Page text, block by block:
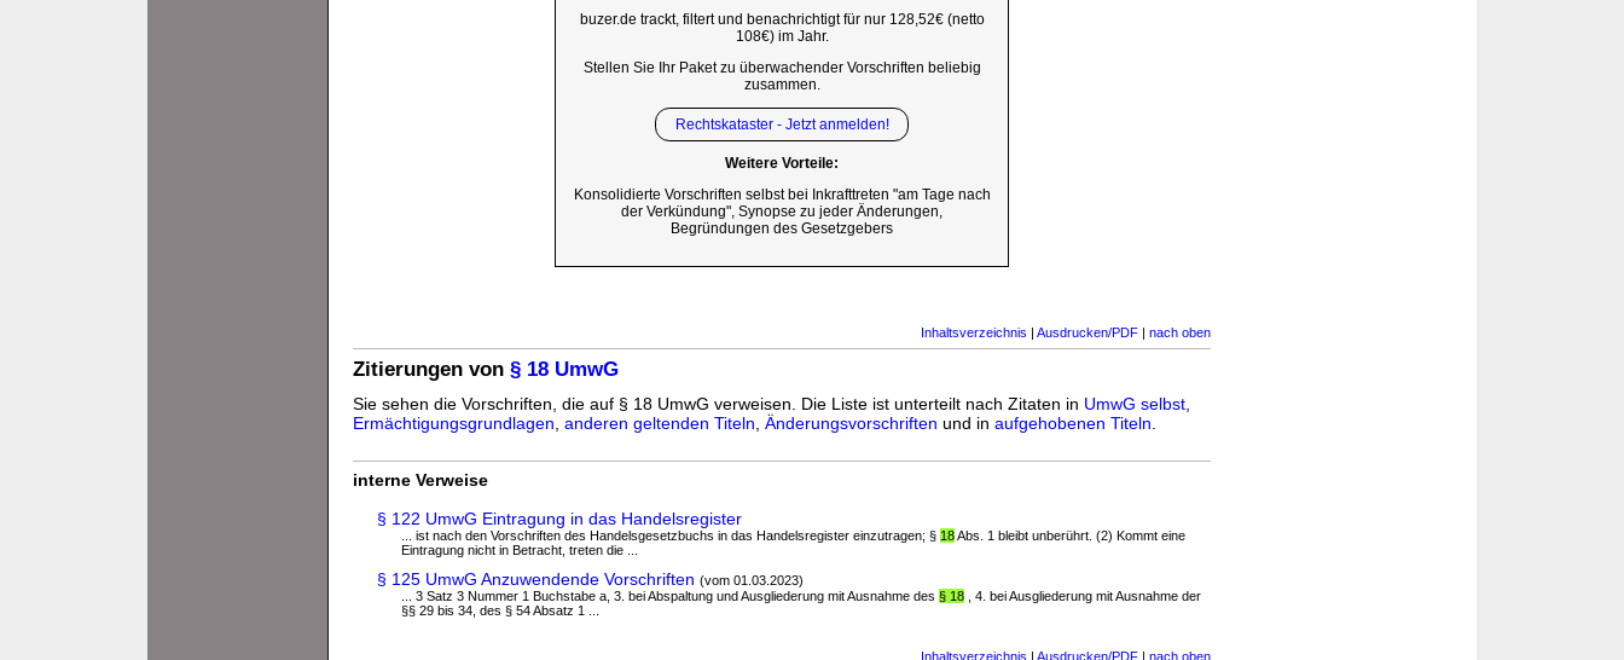
buzer.de trackt, filtert und benachrichtigt für nur 128,52€ (netto
108€) im Jahr.
Stellen Sie Ihr Paket zu überwachender Vorschriften beliebig
zusammen.
Rechtskataster - Jetzt anmelden!
Weitere Vorteile:
Konsolidierte Vorschriften selbst bei Inkrafttreten "am Tage nach
der Verkündung", Synopse zu jeder Änderungen,
Begründungen des Gesetzgebers
Inhaltsverzeichnis | Ausdrucken/PDF | nach oben
Zitierungen von § 18 UmwG
Sie sehen die Vorschriften, die auf § 18 UmwG verweisen. Die Liste ist unterteilt nach Zitaten in UmwG selbst
Ermächtigungsgrundlagen anderen geltenden Titeln Änderungsvorschriften und in aufgehobenen Titeln
interne Verweise
§ 122 UmwG Eintragung in das Handelsregister
... ist nach den Vorschriften des Handelsgesetzbuchs in das Handelsregister einzutragen; § 18Abs. 1 bleibt unberührt. (2) Kommt eine
Eintragung nicht in Betracht, treten die ...
§ 125 UmwG Anzuwendende Vorschriften (vom 01.03.2023)
... 3 Satz 3 Nummer 1 Buchstabe a, 3. bei Abspaltung und Ausgliederung mit Ausnahme des § 18 , 4. bei Ausgliederung mit Ausnahme der
§§ 29 bis 34, des § 54 Absatz 1 ...
Inhaltsverzeichnis | Ausdrucken/PDF | nach oben